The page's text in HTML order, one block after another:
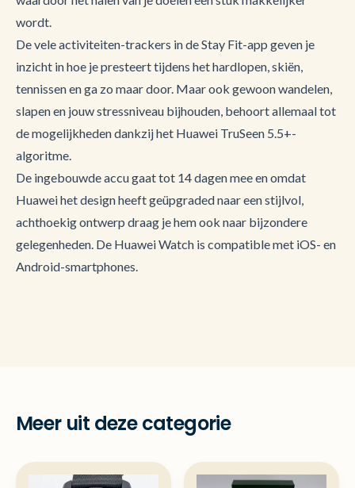
wordt.
De vele activiteiten-trackers in de Stay Fit-app geven je
inzicht in hoe je presteert tijdens het hardlopen, skiën,
tennissen en ga zo maar door. Maar ook gewoon wandelen,
slapen en jouw stressniveau bijhouden, behoort allemaal tot
de mogelijkheden dankzij het Huawei TruSeen 5.5+-
algoritme.
De ingebouwde accu gaat tot 14 dagen mee en omdat
Huawei het design heeft geüpgraded naar een stijlvol,
achthoekig ontwerp draag je hem ook naar bijzondere
gelegenheden. De Huawei Watch is compatible met iOS- en
Android-smartphones.
Meer uit deze categorie